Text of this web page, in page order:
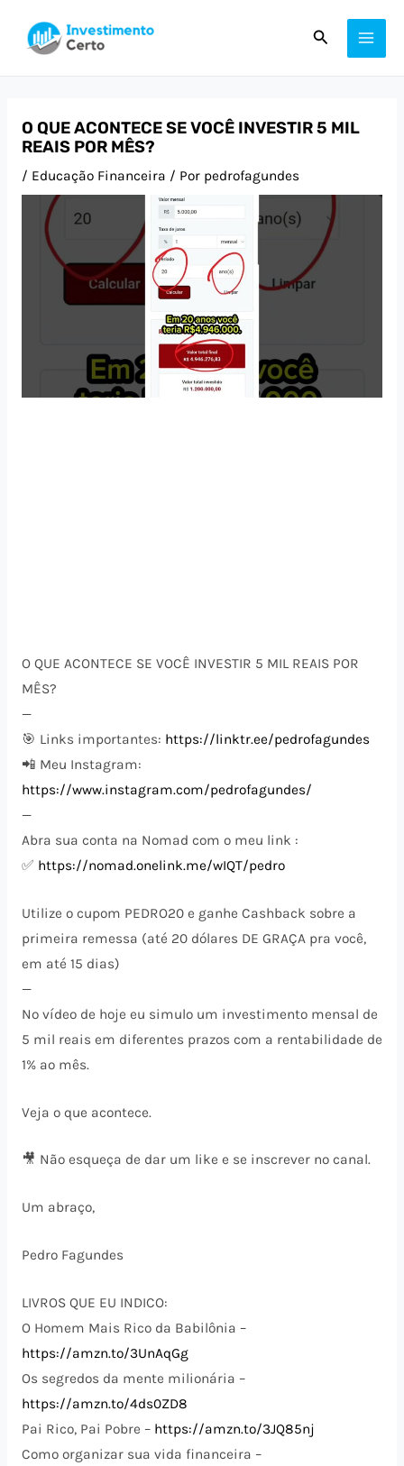
para
Pesquisar
O QUE ACONTECE SE VOCÊ INVESTIR 5 MIL
REAIS POR MÊS?
/ Educação Financeira / Por pedrofagundes
O QUE ACONTECE SE VOCÊ INVESTIR 5 MIL REAIS POR
MÊS?
—
🎯 Links importantes: https://linktr.ee/pedrofagundes
📲 Meu Instagram:
https://www.instagram.com/pedrofagundes/
—
Abra sua conta na Nomad com o meu link :
✅ https://nomad.onelink.me/wIQT/pedro
Utilize o cupom PEDRO20 e ganhe Cashback sobre a
primeira remessa (até 20 dólares DE GRAÇA pra você,
em até 15 dias)
—
No vídeo de hoje eu simulo um investimento mensal de
5 mil reais em diferentes prazos com a rentabilidade de
1% ao mês.
Veja o que acontece.
🎥 Não esqueça de dar um like e se inscrever no canal.
Um abraço,
Pedro Fagundes
LIVROS QUE EU INDICO:
O Homem Mais Rico da Babilônia –
https://amzn.to/3UnAqGg
Os segredos da mente milionária –
https://amzn.to/4ds0ZD8
Pai Rico, Pai Pobre – https://amzn.to/3JQ85nj
Como organizar sua vida financeira –
navigation